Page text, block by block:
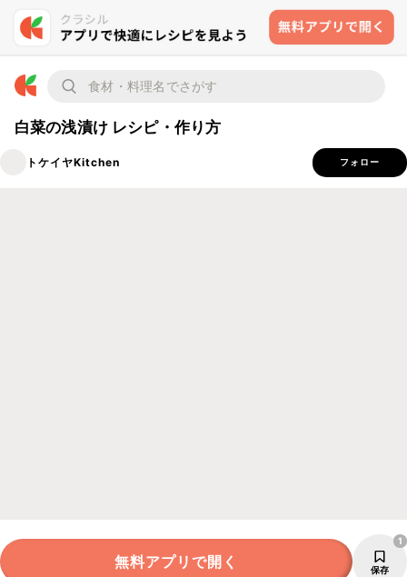
白菜の浅漬け レシピ・作り方
トケイヤKitchen フォロー
無料アプリで開く 保存
1